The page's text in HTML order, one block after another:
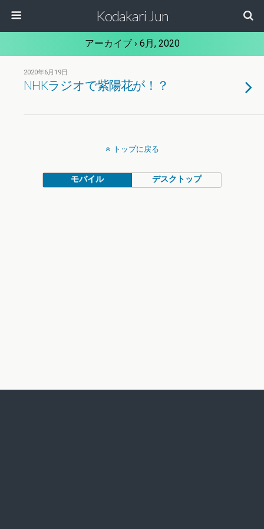
Kodakari Jun
アーカイブ › 6月, 2020
2020年6月19日
NHKラジオで紫陽花が！？
トップに戻る
モバイル デスクトップ